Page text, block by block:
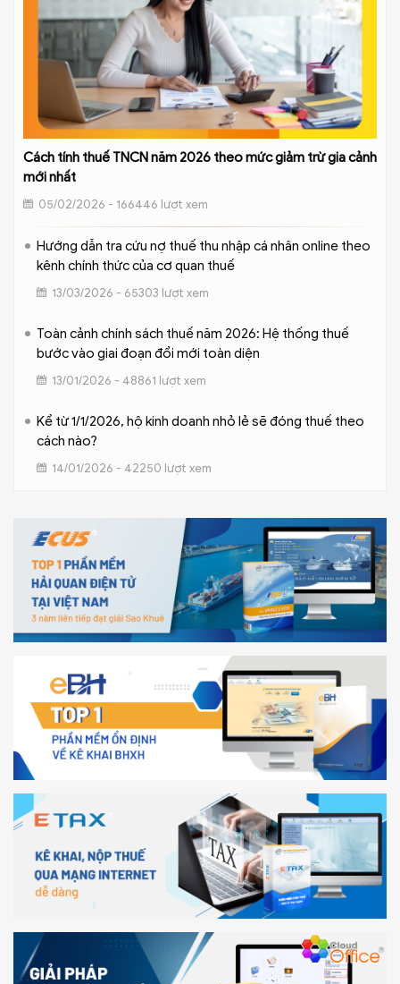
Cách tính thuế TNCN năm 2026 theo mức giảm trừ gia cảnh
mới nhất
05/02/2026 - 166446 lượt xem
Hướng dẫn tra cứu nợ thuế thu nhập cá nhân online theo
kênh chính thức của cơ quan thuế
13/03/2026 - 65303 lượt xem
Toàn cảnh chính sách thuế năm 2026: Hệ thống thuế
bước vào giai đoạn đổi mới toàn diện
13/01/2026 - 48861 lượt xem
Kể từ 1/1/2026, hộ kinh doanh nhỏ lẻ sẽ đóng thuế theo
cách nào?
14/01/2026 - 42250 lượt xem